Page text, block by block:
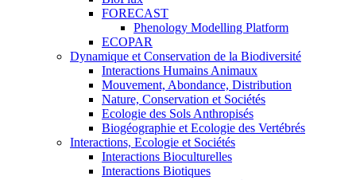
FORECAST
Phenology Modelling Platform
ECOPAR
Dynamique et Conservation de la Biodiversité
Interactions Humains Animaux
Mouvement, Abondance, Distribution
Nature, Conservation et Sociétés
Ecologie des Sols Anthropisés
Biogéographie et Ecologie des Vertébrés
Interactions, Ecologie et Sociétés
Interactions Bioculturelles
Interactions Biotiques